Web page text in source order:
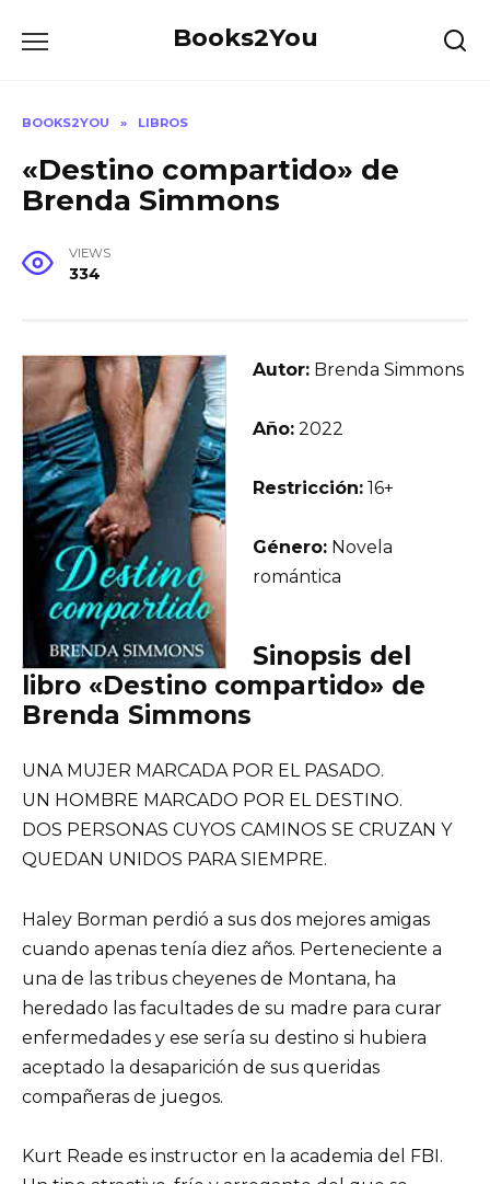
Books2You
BOOKS2YOU » LIBROS
«Destino compartido» de
Brenda Simmons
VIEWS
334
Autor: Brenda Simmons
Año: 2022
Restricción: 16+
Género: Novela
romántica
Sinopsis del
libro «Destino compartido» de
Brenda Simmons
UNA MUJER MARCADA POR EL PASADO.
UN HOMBRE MARCADO POR EL DESTINO.
DOS PERSONAS CUYOS CAMINOS SE CRUZAN Y
QUEDAN UNIDOS PARA SIEMPRE.
Haley Borman perdió a sus dos mejores amigas
cuando apenas tenía diez años. Perteneciente a
una de las tribus cheyenes de Montana, ha
heredado las facultades de su madre para curar
enfermedades y ese sería su destino si hubiera
aceptado la desaparición de sus queridas
compañeras de juegos.
Kurt Reade es instructor en la academia del FBI.